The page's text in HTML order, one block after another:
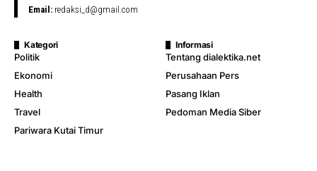
Email: redaksi_d@gmail.com
Kategori
Politik
Ekonomi
Health
Travel
Pariwara Kutai Timur
Informasi
Tentang dialektika.net
Perusahaan Pers
Pasang Iklan
Pedoman Media Siber